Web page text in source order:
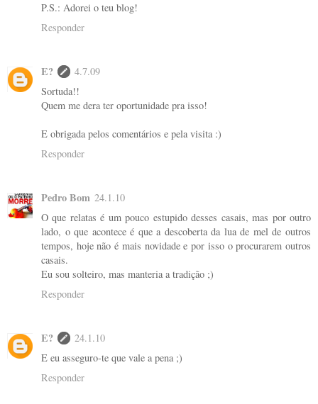
P.S.: Adorei o teu blog!
Responder
E?
4.7.09
Sortuda!!
Quem me dera ter oportunidade pra isso!
E obrigada pelos comentários e pela visita :)
Responder
Pedro Bom 24.1.10
O que relatas é um pouco estupido desses casais, mas por outro
lado, o que acontece é que a descoberta da lua de mel de outros
tempos, hoje não é mais novidade e por isso o procurarem outros
casais.
Eu sou solteiro, mas manteria a tradição ;)
Responder
E?
24.1.10
E eu asseguro-te que vale a pena ;)
Responder